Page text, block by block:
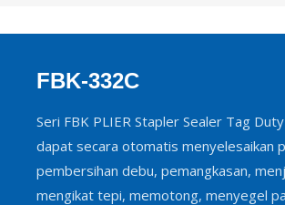
FBK-332C
Seri FBK PLIER Stapler Sealer Tag
dapat secara otomatis menyelesaikan
pembersihan debu, pemangkasan,
mengikat tepi, memotong, menyegel